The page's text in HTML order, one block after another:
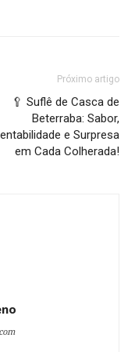
Próximo artigo
🥄 Suflê de Casca de
Beterraba: Sabor,
e Surpresa
em Cada Colherada!